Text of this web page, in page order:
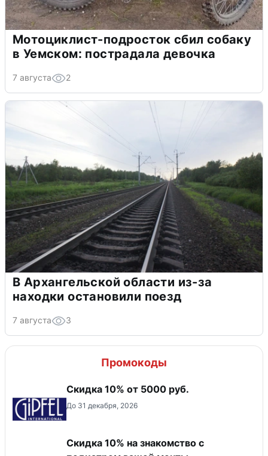
Мотоциклист-подросток сбил собаку
в Уемском: пострадала девочка
7 августа 2
В Архангельской области из-за
находки остановили поезд
7 августа 3
Промокоды
Скидка 10% от 5000 руб.
До 31 декабря, 2026
Скидка 10% на знакомство с